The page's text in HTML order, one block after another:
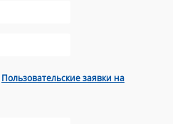
Пользовательские заявки на